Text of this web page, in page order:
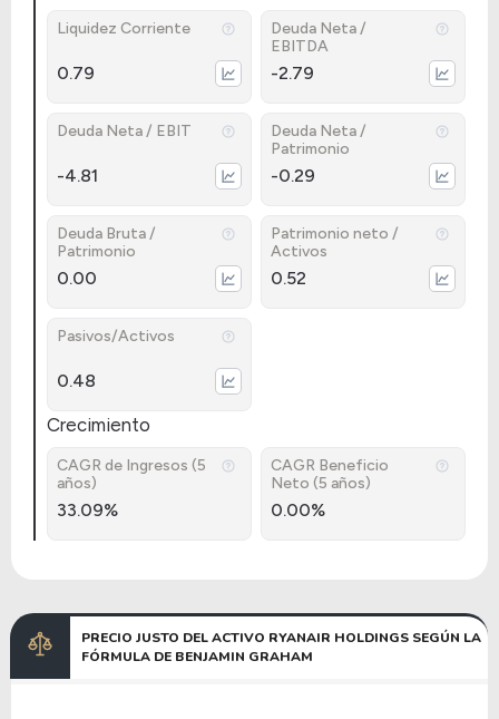
Liquidez Corriente
0.79
Deuda Neta /
EBITDA
-2.79
Deuda Neta / EBIT
-4.81
Deuda Neta /
Patrimonio
-0.29
Deuda Bruta /
Patrimonio
0.00
Patrimonio neto /
Activos
0.52
Pasivos/Activos
0.48
Crecimiento
CAGR de Ingresos (5
años)
33.09%
CAGR Beneficio
Neto (5 años)
0.00%
PRECIO JUSTO DEL ACTIVO RYANAIR HOLDINGS SEGÚN LA
FÓRMULA DE BENJAMIN GRAHAM